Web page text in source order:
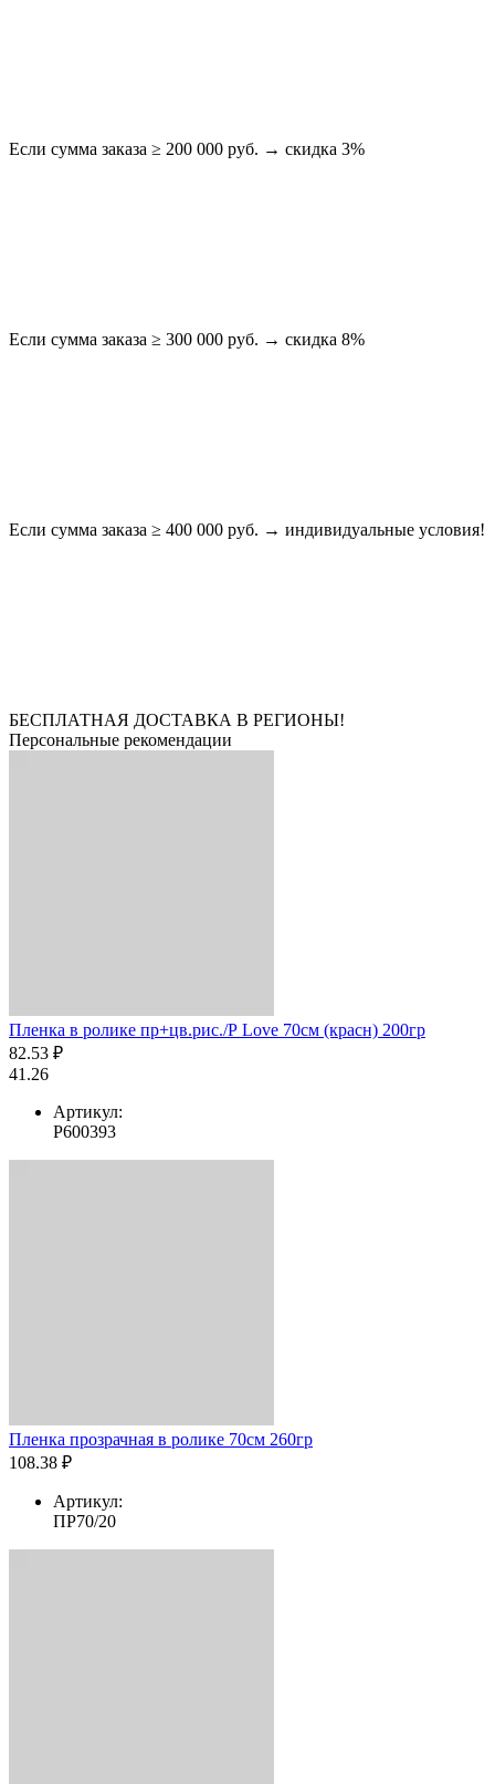
Если сумма заказа ≥ 200 000 руб. → скидка 3%
Если сумма заказа ≥ 300 000 руб. → скидка 8%
Если сумма заказа ≥ 400 000 руб. → индивидуальные условия!
БЕСПЛАТНАЯ ДОСТАВКА В РЕГИОНЫ!
Персональные рекомендации
Пленка в ролике пр+цв.рис./Р Love 70см (красн) 200гр
82.53 ₽
41.26
Артикул:
Р600393
Пленка прозрачная в ролике 70см 260гр
108.38 ₽
Артикул:
ПР70/20